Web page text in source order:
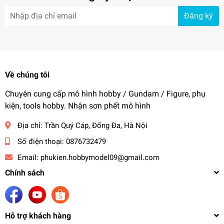
Đăng ký
Về chúng tôi
Chuyên cung cấp mô hình hobby / Gundam / Figure, phụ
kiện, tools hobby. Nhận sơn phết mô hình
Địa chỉ: Trần Quý Cáp, Đống Đa, Hà Nội
Số điện thoại: 0876732479
Email: phukien.hobbymodel09@gmail.com
Chính sách
Hỗ trợ khách hàng